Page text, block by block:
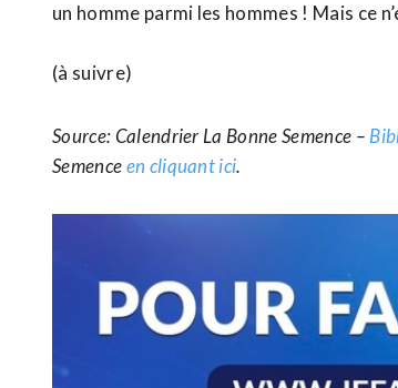
un homme parmi les hommes ! Mais ce
(à suivre)
Source: Calendrier La Bonne Semence –
Semenceen cliquant ici.